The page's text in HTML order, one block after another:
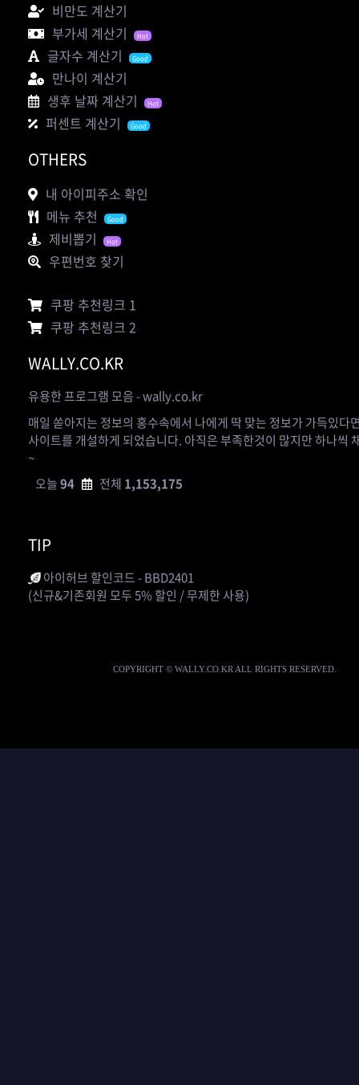
비만도 계산기
부가세 계산기
Hot
글자수 계산기 Good
만나이 계산기
생후 날짜 계산기
Hot
퍼센트 계산기 Good
OTHERS
내 아이피주소 확인
메뉴 추천
Good
제비뽑기 Hot
우편번호 찾기
쿠팡 추천링크 1
쿠팡 추천링크 2
WALLY.CO.KR
유용한 프로그램 모음 - wally.co.kr
매일 쏟아지는 정보의 홍수속에서 나에게 딱 맞는 정보가 가득있다
사이트를 개설하게 되었습니다. 아직은 부족한것이 많지만 하나씩
~
오늘94 전체 1,153,175
TIP
아이허브 할인코드 - BBD2401
(신규&기존회원 모두 5% 할인 / 무제한 사용)
COPYRIGHT © WALLY.CO.KR ALL RIGHTS RESERVED.